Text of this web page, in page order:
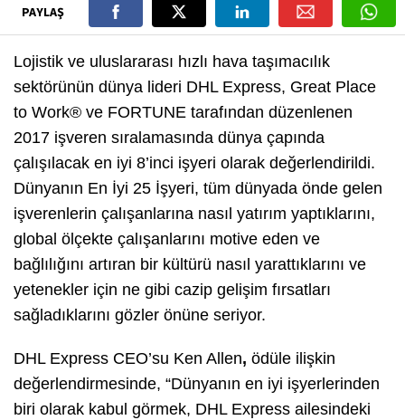
PAYLAŞ
Lojistik ve uluslararası hızlı hava taşımacılık
sektörünün dünya lideri DHL Express, Great Place
to Work® ve FORTUNE tarafından düzenlenen
2017 işveren sıralamasında dünya çapında
çalışılacak en iyi 8’inci işyeri olarak değerlendirildi.
Dünyanın En İyi 25 İşyeri, tüm dünyada önde gelen
işverenlerin çalışanlarına nasıl yatırım yaptıklarını,
global ölçekte çalışanlarını motive eden ve
bağlılığını artıran bir kültürü nasıl yarattıklarını ve
yetenekler için ne gibi cazip gelişim fırsatları
sağladıklarını gözler önüne seriyor.
DHL Express CEO’su Ken Allen, ödüle ilişkin
değerlendirmesinde, “Dünyanın en iyi işyerlerinden
biri olarak kabul görmek, DHL Express ailesindeki